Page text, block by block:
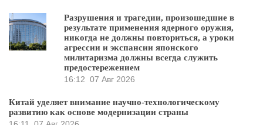
Разрушения и трагедии, произошедшие в
результате применения ядерного оружия,
никогда не должны повториться, а уроки
агрессии и экспансии японского
милитаризма должны всегда служить
предостережением
16:12 07 Авг 2026
Китай уделяет внимание научно-технологическому
развитию как основе модернизации страны